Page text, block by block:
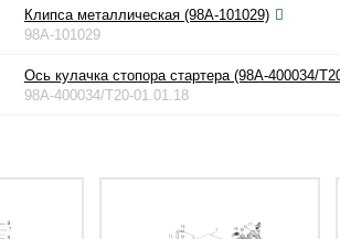
Клипса металлическая (98A-101029)
98A-101029
Ось кулачка стопора стартера (98A-400034/
98A-400034/T20-01.01.18